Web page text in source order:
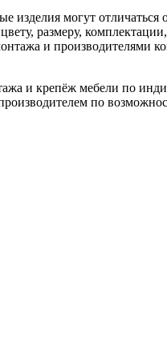
изделия могут отличаться
размеру,
и производителями
и крепёж мебели по
по